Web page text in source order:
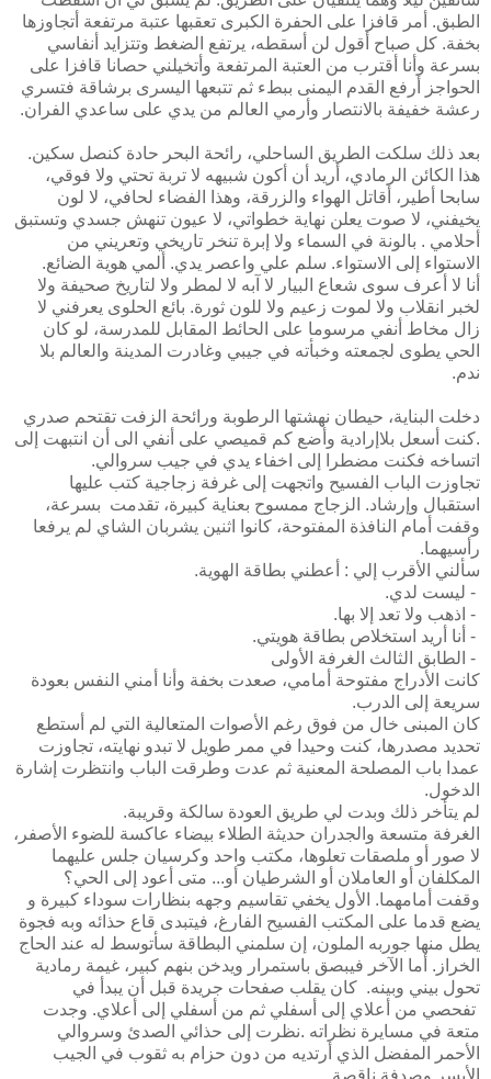
الطبق. أمر قافزا على الحفرة الكبرى تعقبها عتبة مرتفعة أتجاوزها
بخفة. كل صباح أقول لن أسقطه، يرتفع الضغط وتتزايد أنفاسي
بسرعة وأنا أقترب من العتبة المرتفعة وأتخيلني حصانا قافزا على
الحواجز أرفع القدم اليمنى ببطء ثم تتبعها اليسرى برشاقة فتسري
رعشة خفيفة بالانتصار وأرمي العالم من يدي على ساعدي الفران.
بعد ذلك سلكت الطريق الساحلي، رائحة البحر حادة كنصل سكين.
هذا الكائن الرمادي، أريد أن أكون شبيهه لا تربة تحتي ولا فوقي،
سابحا أطير، أقاتل الهواء والزرقة، وهذا الفضاء لحافي، لا لون
يخيفني، لا صوت يعلن نهاية خطواتي، لا عيون تنهش جسدي وتستبق
أحلامي . بالونة في السماء ولا إبرة تنخر تاريخي وتعريني من
الاستواء إلى الاستواء. سلم علي واعصر يدي. ألمي هوية الضائع.
أنا لا أعرف سوى شعاع البيار لا آبه لا لمطر ولا لتاريخ صحيفة ولا
لخبر انقلاب ولا لموت زعيم ولا للون ثورة. بائع الحلوى يعرفني لا
زال مخاط أنفي مرسوما على الحائط المقابل للمدرسة، لو كان
الحي يطوى لجمعته وخبأته في جيبي وغادرت المدينة والعالم بلا
ندم.
دخلت البناية، حيطان نهشتها الرطوبة ورائحة الزفت تقتحم صدري
.كنت أسعل بلاإرادية وأضع كم قميصي على أنفي الى أن انتبهت إلى
اتساخه فكنت مضطرا إلى اخفاء يدي في جيب سروالي.
تجاوزت الباب الفسيح واتجهت إلى غرفة زجاجية كتب عليها
استقبال وإرشاد. الزجاج ممسوح بعناية كبيرة، تقدمت بسرعة،
وقفت أمام النافذة المفتوحة، كانوا اثنين يشربان الشاي لم يرفعا
رأسيهما.
سألني الأقرب إلي : أعطني بطاقة الهوية.
- ليست لدي.
- اذهب ولا تعد إلا بها.
- أنا أريد استخلاص بطاقة هويتي.
- الطابق الثالث الغرفة الأولى
كانت الأدراج مفتوحة أمامي، صعدت بخفة وأنا أمني النفس بعودة
سريعة إلى الدرب.
كان المبنى خال من فوق رغم الأصوات المتعالية التي لم أستطع
تحديد مصدرها، كنت وحيدا في ممر طويل لا تبدو نهايته، تجاوزت
عمدا باب المصلحة المعنية ثم عدت وطرقت الباب وانتظرت إشارة
الدخول.
لم يتأخر ذلك وبدت لي طريق العودة سالكة وقريبة.
الغرفة متسعة والجدران حديثة الطلاء بيضاء عاكسة للضوء الأصفر،
لا صور أو ملصقات تعلوها، مكتب واحد وكرسيان جلس عليهما
المكلفان أو العاملان أو الشرطيان أو... متى أعود إلى الحي؟
وقفت أمامهما. الأول يخفي تقاسيم وجهه بنظارات سوداء كبيرة و
يضع قدما على المكتب الفسيح الفارغ، فيتبدى قاع حذائه وبه فجوة
يطل منها جوربه الملون، إن سلمني البطاقة سأتوسط له عند الحاج
الخراز. أما الآخر فيبصق باستمرار ويدخن بنهم كبير، غيمة رمادية
تحول بيني وبينه. كان يقلب صفحات جريدة قبل أن يبدأ في
تفحصي من أعلاي إلى أسفلي ثم من أسفلي إلى أعلاي. وجدت
متعة في مسايرة نظراته .نظرت إلى حذائي الصدئ وسروالي
الأحمر المفضل الذي أرتديه من دون حزام به ثقوب في الجيب
الأيسر وصدفة ناقصة.